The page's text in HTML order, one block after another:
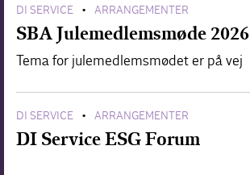
DI SERVICE • ARRANGEMENTER
SBA Julemedlemsmøde 2026
Tema for julemedlemsmødet er på vej
DI SERVICE • ARRANGEMENTER
DI Service ESG Forum